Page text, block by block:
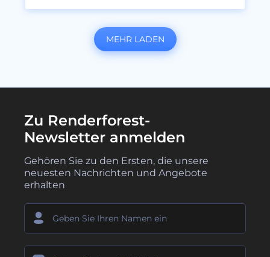
MEHR LADEN
Zu Renderforest-
Newsletter anmelden
Gehören Sie zu den Ersten, die unsere
neuesten Nachrichten und Angebote
erhalten